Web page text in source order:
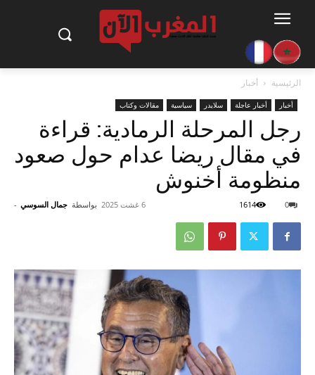
الرئيسية أخبار
أخبار أخبار عاجلة سلايدر سياسية مقالات وكتاب
رجل المرحلة الرمادية: قراءة
في مقال ريضا عدام حول صعود
منظومة أخنوش
بواسطة جمال السوسي - 6 غشت 2025 0
1614